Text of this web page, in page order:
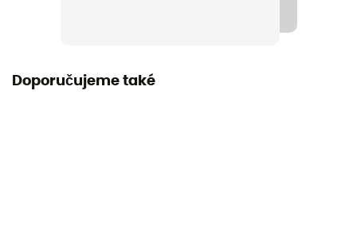
Umístění zipu
Doporučujeme také